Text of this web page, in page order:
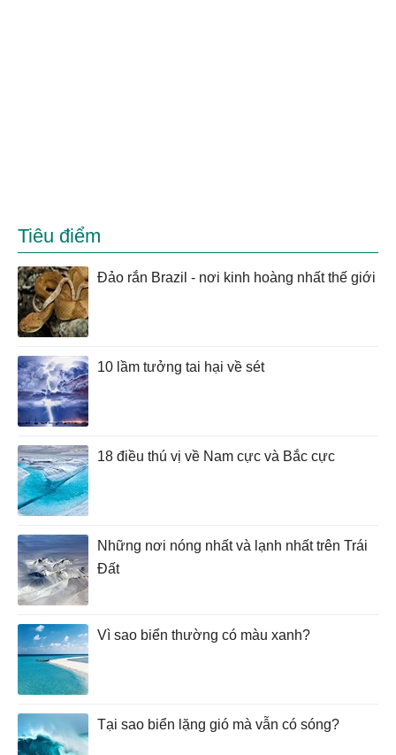
Tiêu điểm
Đảo rắn Brazil - nơi kinh hoàng nhất thế giới
10 lầm tưởng tai hại về sét
18 điều thú vị về Nam cực và Bắc cực
Những nơi nóng nhất và lạnh nhất trên Trái
Đất
Vì sao biển thường có màu xanh?
Tại sao biển lặng gió mà vẫn có sóng?